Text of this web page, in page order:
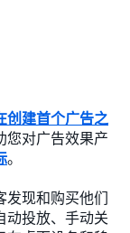
创建首个广告之
您对广告效果产
。
发现和购买他们
动投放、手动关